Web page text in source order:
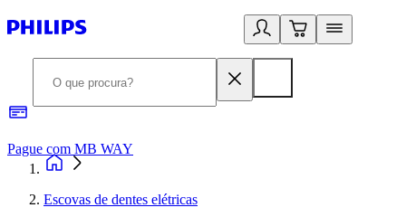
Pague com MB WAY
Escovas de dentes elétricas